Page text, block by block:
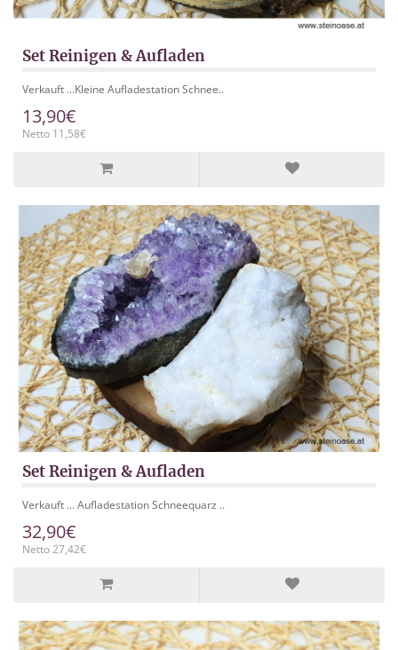
Set Reinigen & Aufladen
Verkauft ...Kleine Aufladestation Schnee..
13,90€
Netto 11,58€
Set Reinigen & Aufladen
Verkauft ... Aufladestation Schneequarz ..
32,90€
Netto 27,42€